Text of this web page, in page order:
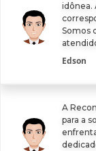
idônea.
Somos
Edson
A
para a